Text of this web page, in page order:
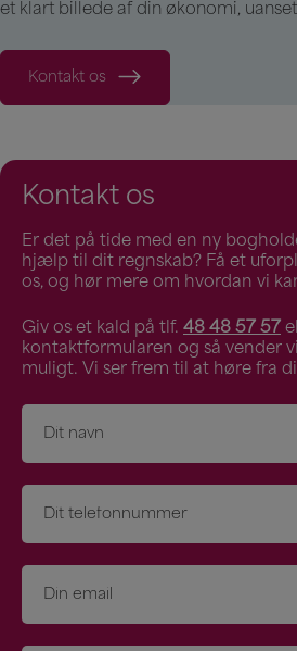
et klart billede af din økonomi,
Kontakt os
Kontakt os
Er det på tide med en ny
hjælp til dit regnskab? Få et
os, og hør mere om hvordan vi
Giv os et kald på tlf. 48 48 57 57
kontaktformularen og så vender
muligt. Vi ser frem til at høre fra
mail